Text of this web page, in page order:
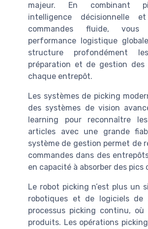
majeur. En combinant
intelligence décisionnelle
commandes fluide, vous
performance logistique
structure profondément
préparation et de gestion des
chaque entrepôt.
Les systèmes de picking
des systèmes de vision
learning pour reconnaître
articles avec une grande
système de gestion permet de
commandes dans des
en capacité à absorber des pics
Le robot picking n’est plus un
robotiques et de logiciels de
processus picking continu,
produits. Les opérations